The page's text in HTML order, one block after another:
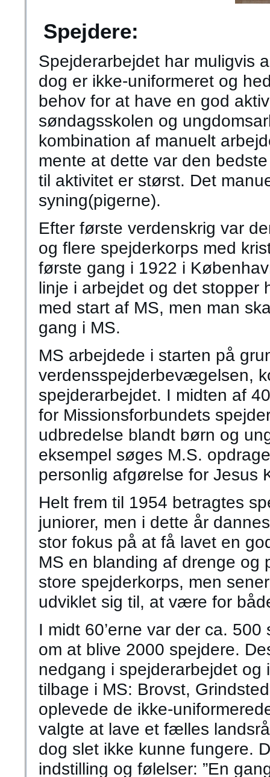
Spejdere:
Spejderarbejdet har muligvis
dog er ikke-uniformeret og
behov for at have en god
søndagsskolen og
kombination af manuelt
mente at dette var den
til aktivitet er størst. Det
syning(pigerne).
Efter første verdenskrig var
og flere spejderkorps med
første gang i 1922 i
linje i arbejdet og det stopper
med start af MS, men man
gang i MS.
MS arbejdede i starten på
verdensspejderbevægelsen,
spejderarbejdet. I midten af
for Missionsforbundets
udbredelse blandt børn og
eksempel søges M.S.
personlig afgørelse for Jesus
Helt frem til 1954 betragtes
juniorer, men i dette år
stor fokus på at få lavet en
MS en blanding af drenge og
store spejderkorps, men
udviklet sig til, at være for
I midt 60’erne var der ca.
om at blive 2000 spejdere.
nedgang i spejderarbejdet
tilbage i MS: Brovst,
oplevede de ikke-
valgte at lave et fælles
dog slet ikke kunne fungere.
indstilling og følelser: ”En